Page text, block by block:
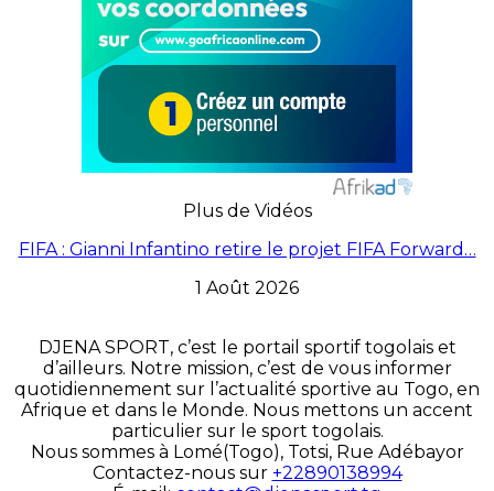
Plus de Vidéos
FIFA : Gianni Infantino retire le projet FIFA Forward…
1 Août 2026
DJENA SPORT, c’est le portail sportif togolais et
d’ailleurs. Notre mission, c’est de vous informer
quotidiennement sur l’actualité sportive au Togo, en
Afrique et dans le Monde. Nous mettons un accent
particulier sur le sport togolais.
Nous sommes à Lomé(Togo), Totsi, Rue Adébayor
Contactez-nous sur +22890138994